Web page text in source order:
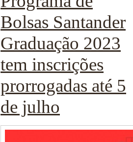
Bolsas Santander
Graduação 2023
tem inscrições
prorrogadas até 5
de julho